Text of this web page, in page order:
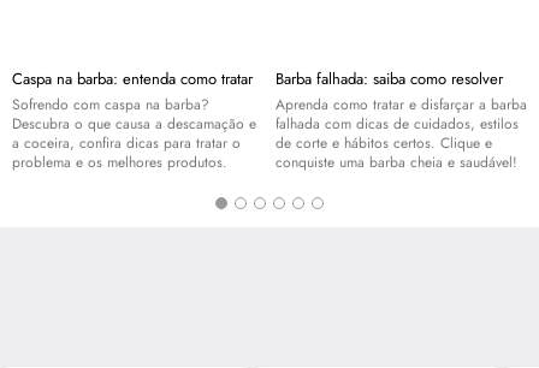
Caspa na barba: entenda como tratar
Sofrendo com caspa na barba?
Descubra o que causa a descamação e
a coceira, confira dicas para tratar o
problema e os melhores produtos.
Barba falhada: saiba como resolver
Aprenda como tratar e disfarçar a barba
falhada com dicas de cuidados, estilos
de corte e hábitos certos. Clique e
conquiste uma barba cheia e saudável!